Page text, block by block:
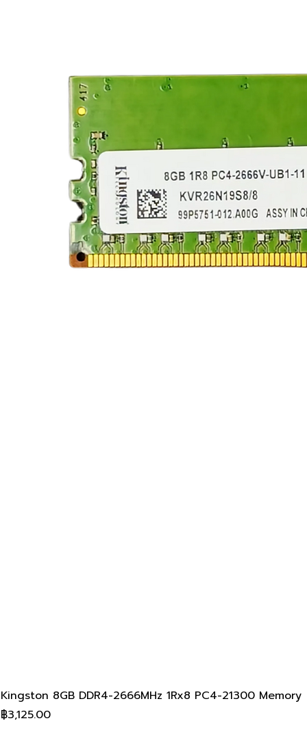
Kingston 8GB DDR4-2666MHz 1Rx8 PC4-21300 Memory
ราคา
฿3,125.00